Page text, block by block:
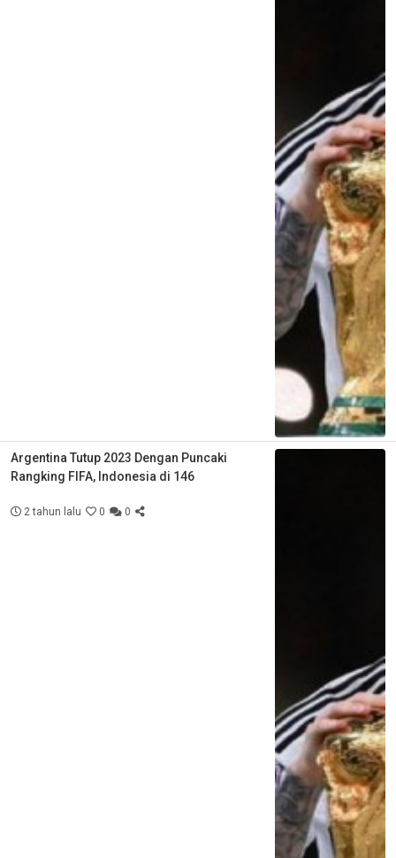
Argentina Tutup 2023 Dengan Puncaki
Rangking FIFA, Indonesia di 146
2 tahun lalu 0 0